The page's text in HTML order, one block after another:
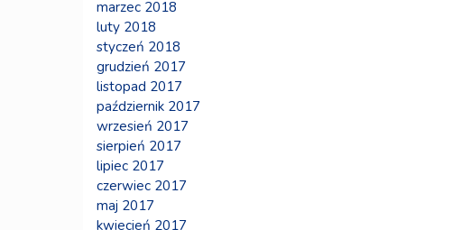
marzec 2018
luty 2018
styczeń 2018
grudzień 2017
listopad 2017
październik 2017
wrzesień 2017
sierpień 2017
lipiec 2017
czerwiec 2017
maj 2017
kwiecień 2017